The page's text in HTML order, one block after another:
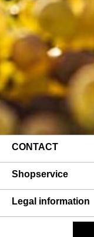
CONTACT
Shopservice
Legal information